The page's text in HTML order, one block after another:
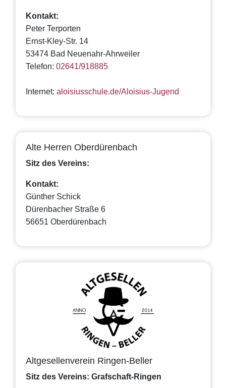
Kontakt:
Peter Terporten
Ernst-Kley-Str. 14
53474 Bad Neuenahr-Ahrweiler
Telefon: 02641/918885
Internet: aloisiusschule.de/Aloisius-Jugend
Alte Herren Oberdürenbach
Sitz des Vereins:
Kontakt:
Günther Schick
Dürenbacher Straße 6
56651 Oberdürenbach
Altgesellenverein Ringen-Beller
Sitz des Vereins: Grafschaft-Ringen